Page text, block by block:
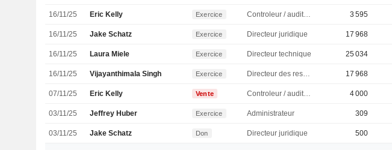
16/11/25 Eric Kelly Exercice Controleur / auditeur 3 595
16/11/25 Jake Schatz Exercice Directeur juridique 17 968
16/11/25 Laura Miele Exercice Directeur technique 25 034
16/11/25 Vijayanthimala Singh Exercice Directeur des ressources humaines 17 968
07/11/25 Eric Kelly Vente Controleur / auditeur 4 000
03/11/25 Jeffrey Huber Exercice Administrateur 309
03/11/25 Jake Schatz Don Directeur juridique 500